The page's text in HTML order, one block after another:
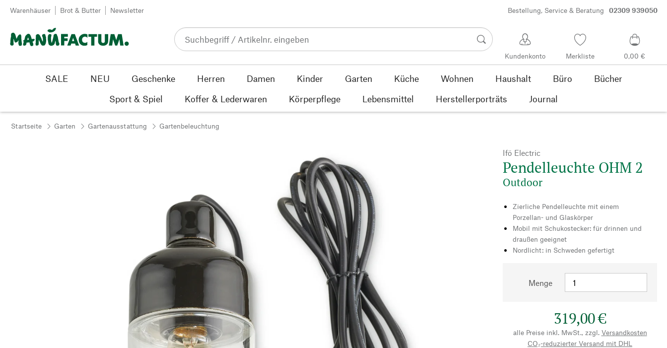
Zum Inhalt springen
Warenhäuser Brot & Butter Newsletter Bestellung, Service & Beratung 02309 939050
Kundenkonto Merkliste 0,00 €
SALE NEU Geschenke Herren Damen Kinder Garten Küche Wohnen Haushalt Büro
Bücher
Sport & Spiel
Koffer & Lederwaren Körperpflege Lebensmittel Herstellerporträts Journal
Startseite Garten Gartenausstattung Gartenbeleuchtung
Ifö Electric
Pendelleuchte OHM 2
Outdoor
Zierliche Pendelleuchte mit einem
Porzellan- und Glaskörper
Mobil mit Schukostecker: für drinnen und
draußen geeignet
Nordlicht: in Schweden gefertigt
Menge
319,00 €
alle Preise inkl. MwSt., zzgl. Versandkosten
CO₂-reduzierter Versand mit DHL